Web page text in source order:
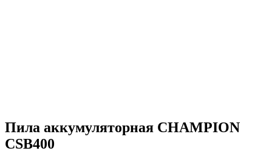
Пила аккумуляторная CHAMPION
CSB400